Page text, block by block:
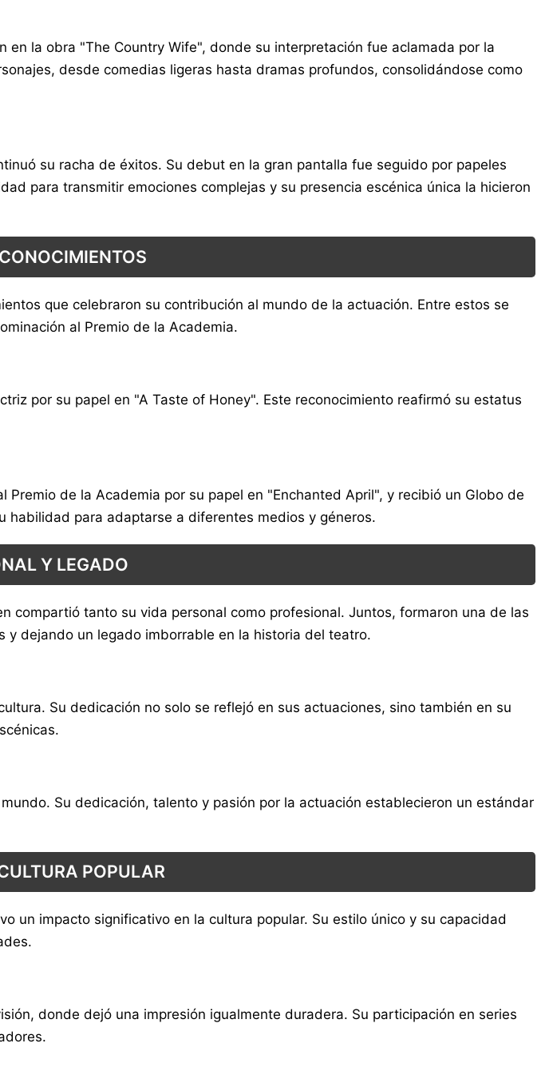
la obra "The Country Wife", donde su interpretación fue aclamada por la
desde comedias ligeras hasta dramas profundos, consolidándose como
su racha de éxitos. Su debut en la gran pantalla fue seguido por papeles
para transmitir emociones complejas y su presencia escénica única la hicieron
que celebraron su contribución al mundo de la actuación. Entre estos se
al Premio de la Academia.
por su papel en "A Taste of Honey". Este reconocimiento reafirmó su estatus
de la Academia por su papel en "Enchanted April", y recibió un Globo de
habilidad para adaptarse a diferentes medios y géneros.
Y LEGADO
compartió tanto su vida personal como profesional. Juntos, formaron una de las
dejando un legado imborrable en la historia del teatro.
Su dedicación no solo se reflejó en sus actuaciones, sino también en su
Su dedicación, talento y pasión por la actuación establecieron un estándar
POPULAR
un impacto significativo en la cultura popular. Su estilo único y su capacidad
donde dejó una impresión igualmente duradera. Su participación en series